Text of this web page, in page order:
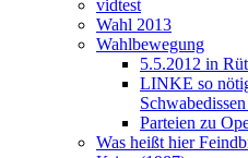
vidtest
Wahl 2013
Wahlbewegung
5.5.2012 in
LINKE so
Parteien zu
Was heißt hier